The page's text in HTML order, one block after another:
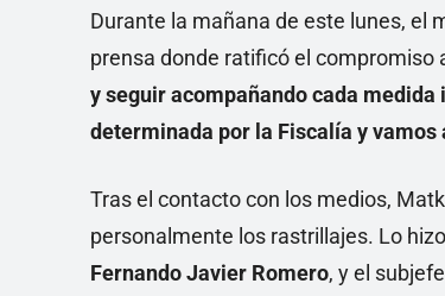
Durante la mañana de este lunes, el
prensa donde ratificó el compromiso
y seguir acompañando cada
determinada por la Fiscalía y
Tras el contacto con los medios,
personalmente los rastrillajes. Lo
Fernando Javier Romero, y el subjefe